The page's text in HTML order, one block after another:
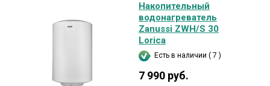
Накопительный
водонагреватель
Zanussi ZWH/S 30
Lorica
Есть в наличии ( 7 )
7 990 руб.